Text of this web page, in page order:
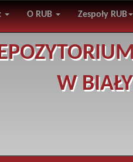
O RUB Zespoły RUB
W